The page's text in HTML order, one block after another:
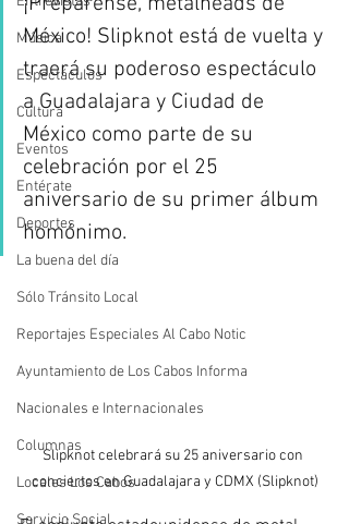
Música
Espectáculos
Cultura
Eventos
Entérate
Deportes
La buena del día
Sólo Tránsito Local
Reportajes Especiales Al Cabo Notic
Ayuntamiento de Los Cabos Informa
Nacionales e Internacionales
Columnas
Locales Los Cabos
Servicio Social
México! Slipknot está de vuelta y
traerá su poderoso espectáculo
a Guadalajara y Ciudad de
México como parte de su
celebración por el 25
aniversario de su primer álbum
homónimo.
Slipknot celebrará su 25 aniversario con
conciertos en Guadalajara y CDMX (Slipknot)